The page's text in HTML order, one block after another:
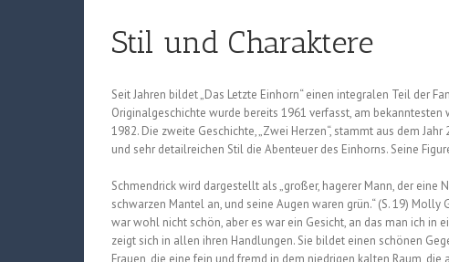
Stil und Charaktere
Seit Jahren bildet „Das Letzte Einhorn“ einen integralen Teil der
Originalgeschichte wurde bereits 1961 verfasst, am
1982. Die zweite Geschichte, „Zwei Herzen“, stammt aus dem
und sehr detailreichen Stil die Abenteuer des Einhorns. Seine
Schmendrick wird dargestellt als „großer, hagerer Mann, der
schwarzen Mantel an, und seine Augen waren grün.“ (S. 19)
war wohl nicht schön, aber es war ein Gesicht, an das man ich in
zeigt sich in allen ihren Handlungen. Sie bildet einen schönen
Frauen, die eine fein und fremd in dem niedrigen kalten Raum,